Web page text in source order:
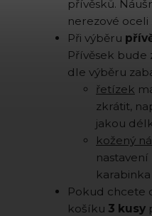
přívěsků.
nerezové
Při výběru
Přívěsek bude
dle výběru
řetízek
zkrátit,
jakou
kožený
Pokud chcete
košíku 3 kusy